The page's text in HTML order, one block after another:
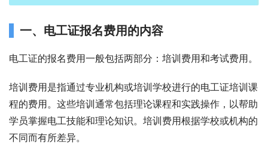
一、电工证报名费用的内容
电工证的报名费用一般包括两部分：培训费用和考试费用。
培训费用是指通过专业机构或培训学校进行的电工证培训课
程的费用。这些培训通常包括理论课程和实践操作，以帮助
学员掌握电工技能和理论知识。培训费用根据学校或机构的
不同而有所差异。